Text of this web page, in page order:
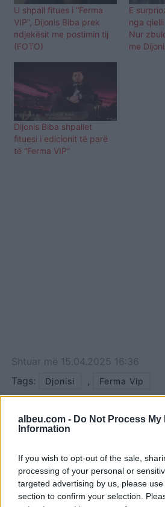
albeu.com - Do Not Process My
Information
If you wish to opt-out of the sale,
processing of your personal or
targeted advertising by us, please
section to confirm your selection.
U shpall fitues i “Ferma
VIP”, Dijonis Biba prek
ndjekësit me postimin tij
(FOTO)
E
nga qielli
Nur
me
Dijonis Biba shpallet
fituesi i edicionit të parë
të “Ferma VIP”
Shtuar më 15.04.2025 16:36
Tags:
Djonisi , Ferma Vip